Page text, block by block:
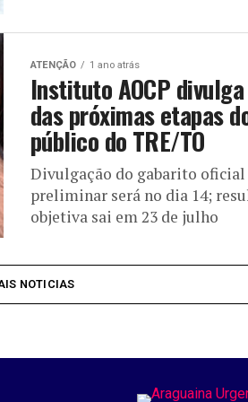
ATENÇÃO 1 ano atrás
Instituto AOCP
das próximas etapas
público do TRE/TO
Divulgação do gabarito
preliminar será no dia 14;
objetiva sai em 23 de julho
NOTICIAS